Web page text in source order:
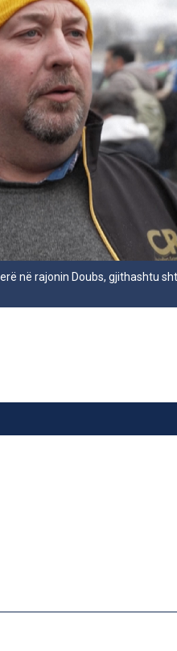
në rajonin Doubs, gjithashtu